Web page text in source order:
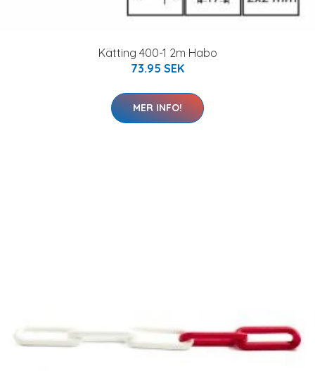
Kätting 400-1 2m Habo
73.95 SEK
MER INFO!